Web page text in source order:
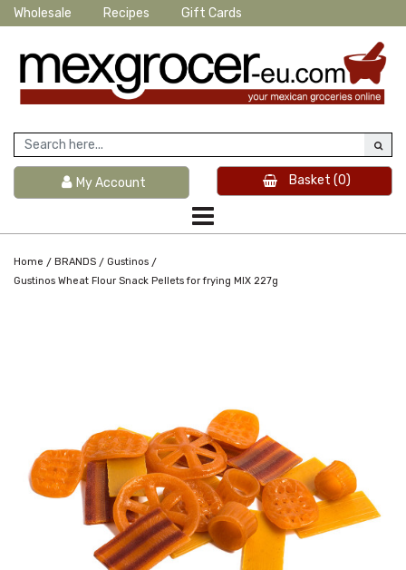
Wholesale Recipes Gift Cards
My Account Basket (0)
Home / BRANDS / Gustinos /
Gustinos Wheat Flour Snack Pellets for frying MIX 227g